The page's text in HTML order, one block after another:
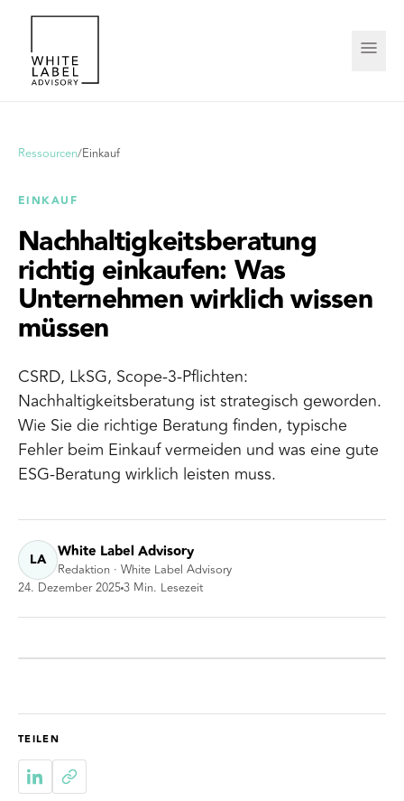
Ressourcen/Einkauf
EINKAUF
Nachhaltigkeitsberatung
richtig einkaufen: Was
Unternehmen wirklich wissen
müssen
CSRD, LkSG, Scope-3-Pflichten:
Nachhaltigkeitsberatung ist strategisch geworden.
Wie Sie die richtige Beratung finden, typische
Fehler beim Einkauf vermeiden und was eine gute
ESG-Beratung wirklich leisten muss.
LA White Label Advisory
Redaktion · White Label Advisory
24. Dezember 20253 Min. Lesezeit
TEILEN